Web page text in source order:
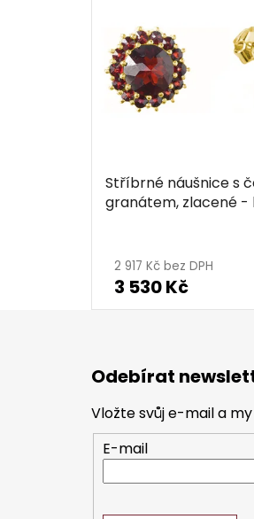
Stříbrné náušnice s
granátem, zlacené -
2 917 Kč bez DPH
3 530 Kč
Odebírat
Vložte svůj e-mail a
E-mail